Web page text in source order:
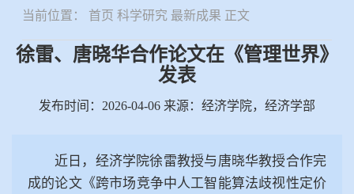
当前位置： 首页 科学研究 最新成果 正文
徐雷、唐晓华合作论文在《管理世界》
发表
发布时间：2026-04-06 来源：经济学院，经济学部
近日，经济学院徐雷教授与唐晓华教授合作完
成的论文《跨市场竞争中人工智能算法歧视性定价